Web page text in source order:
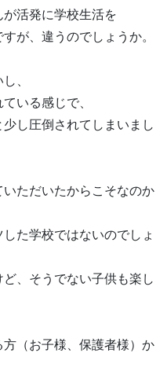
活発に学校生活を
が、違うのでしょうか。
、
いる感じで、
し圧倒されてしまいまし
ただいたからこそなのか
た学校ではないのでしょ
、そうでない子供も楽し
（お子様、保護者様）か